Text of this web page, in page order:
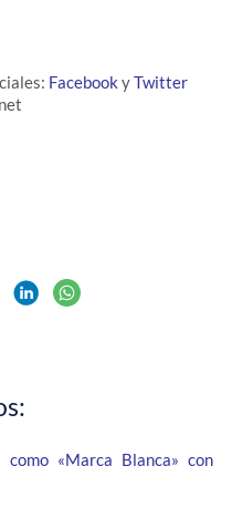
Facebook yTwitter
«Marca Blanca» con